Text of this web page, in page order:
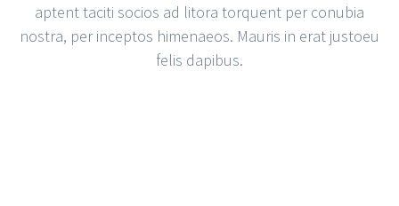
aptent taciti socios ad litora torquent per conubia
nostra, per inceptos himenaeos. Mauris in erat justoeu
felis dapibus.